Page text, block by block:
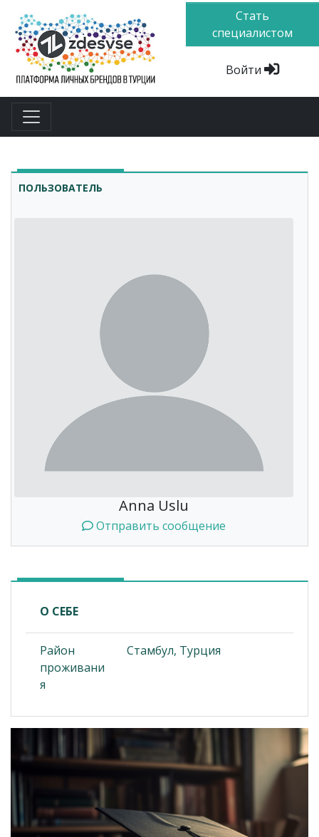
Стать
специалистом
Войти
ПОЛЬЗОВАТЕЛЬ
Anna Uslu
Отправить сообщение
О СЕБЕ
Район
проживани
я
Стамбул, Турция